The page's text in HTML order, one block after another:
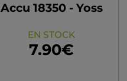
Accu 18350 - Yoss
EN STOCK
7.90€